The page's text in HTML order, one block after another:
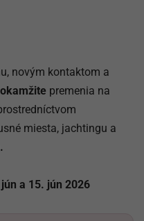
novým kontaktom a
okamžite premenia na
miesta, jachtingu a
a 15. jún 2026